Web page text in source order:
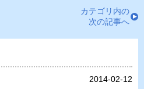
カテゴリ内の
次の記事へ
2014-02-12